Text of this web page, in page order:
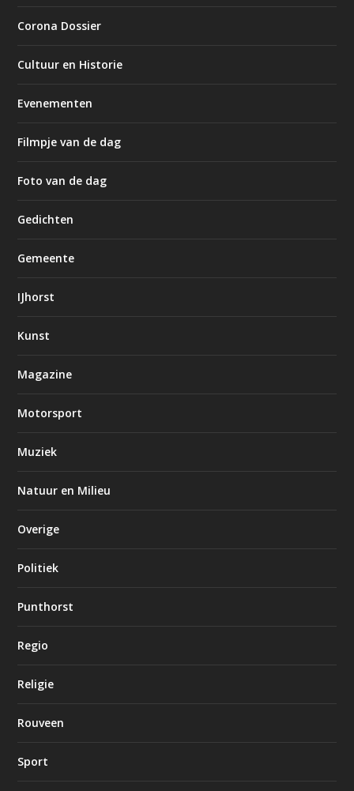
Corona Dossier
Cultuur en Historie
Evenementen
Filmpje van de dag
Foto van de dag
Gedichten
Gemeente
IJhorst
Kunst
Magazine
Motorsport
Muziek
Natuur en Milieu
Overige
Politiek
Punthorst
Regio
Religie
Rouveen
Sport